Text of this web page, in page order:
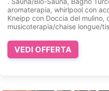
aromaterapia, whirlpool con
Kneipp con Doccia del mulino,
musicoterapia/chaise longue/
VEDI OFFERTA